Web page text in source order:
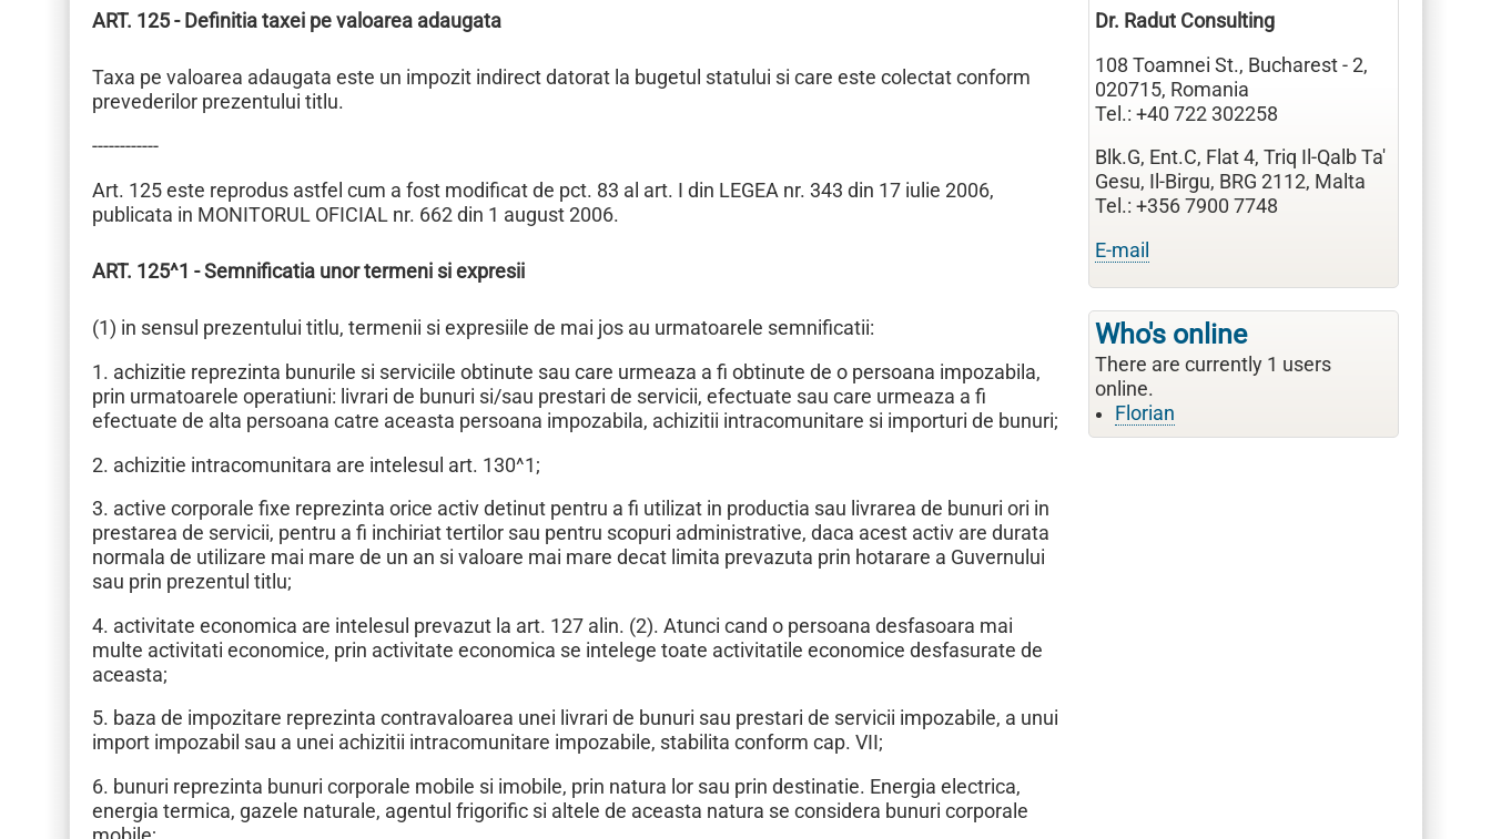
ART. 125 - Definitia taxei pe valoarea adaugata
Taxa pe valoarea adaugata este un impozit indirect datorat la bugetul statului si care este colectat conform
prevederilor prezentului titlu.
------------
Art. 125 este reprodus astfel cum a fost modificat de pct. 83 al art. I din LEGEA nr. 343 din 17 iulie 2006,
publicata in MONITORUL OFICIAL nr. 662 din 1 august 2006.
ART. 125^1 - Semnificatia unor termeni si expresii
(1) in sensul prezentului titlu, termenii si expresiile de mai jos au urmatoarele semnificatii:
1. achizitie reprezinta bunurile si serviciile obtinute sau care urmeaza a fi obtinute de o persoana impozabila,
prin urmatoarele operatiuni: livrari de bunuri si/sau prestari de servicii, efectuate sau care urmeaza a fi
efectuate de alta persoana catre aceasta persoana impozabila, achizitii intracomunitare si importuri de bunuri;
2. achizitie intracomunitara are intelesul art. 130^1;
3. active corporale fixe reprezinta orice activ detinut pentru a fi utilizat in productia sau livrarea de bunuri ori in
prestarea de servicii, pentru a fi inchiriat tertilor sau pentru scopuri administrative, daca acest activ are durata
normala de utilizare mai mare de un an si valoare mai mare decat limita prevazuta prin hotarare a Guvernului
sau prin prezentul titlu;
4. activitate economica are intelesul prevazut la art. 127 alin. (2). Atunci cand o persoana desfasoara mai
multe activitati economice, prin activitate economica se intelege toate activitatile economice desfasurate de
aceasta;
5. baza de impozitare reprezinta contravaloarea unei livrari de bunuri sau prestari de servicii impozabile, a unui
import impozabil sau a unei achizitii intracomunitare impozabile, stabilita conform cap. VII;
6. bunuri reprezinta bunuri corporale mobile si imobile, prin natura lor sau prin destinatie. Energia electrica,
energia termica, gazele naturale, agentul frigorific si altele de aceasta natura se considera bunuri corporale
Dr. Radut Consulting
108 Toamnei St., Bucharest - 2,
020715, Romania
Tel.: +40 722 302258
Blk.G, Ent.C, Flat 4, Triq Il-Qalb Ta'
Gesu, Il-Birgu, BRG 2112, Malta
Tel.: +356 7900 7748
E-mail
Who's online
There are currently 1 users
online.
Florian